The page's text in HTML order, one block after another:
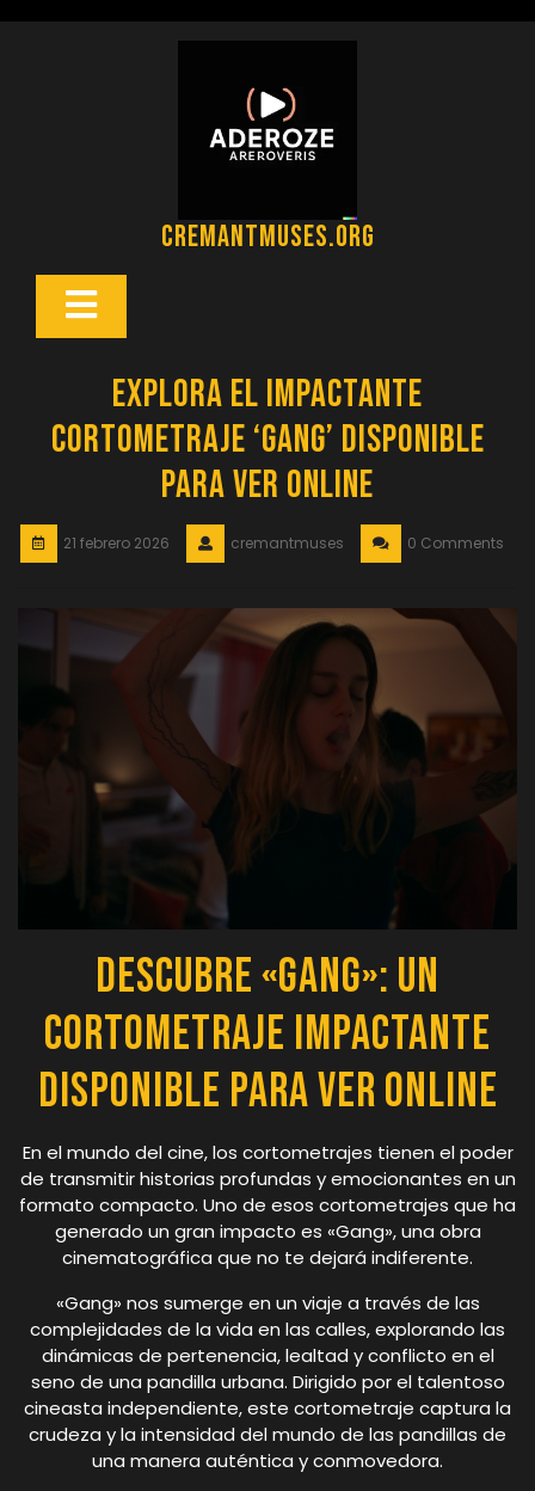
cremantmuses.org
Botón
Explora el Impactante
Cortometraje ‘Gang’ Disponible
para Ver Online
21 febrero 2026 cremantmuses 0 Comments
Descubre «Gang»: Un
Cortometraje Impactante
Disponible para Ver Online
En el mundo del cine, los cortometrajes tienen el poder
de transmitir historias profundas y emocionantes en un
formato compacto. Uno de esos cortometrajes que ha
generado un gran impacto es «Gang», una obra
cinematográfica que no te dejará indiferente.
«Gang» nos sumerge en un viaje a través de las
complejidades de la vida en las calles, explorando las
dinámicas de pertenencia, lealtad y conflicto en el
seno de una pandilla urbana. Dirigido por el talentoso
cineasta independiente, este cortometraje captura la
crudeza y la intensidad del mundo de las pandillas de
una manera auténtica y conmovedora.